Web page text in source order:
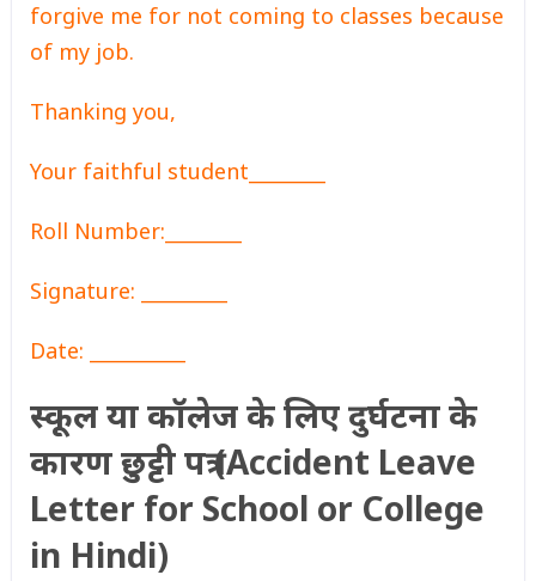
forgive me for not coming to classes because
of my job.
Thanking you,
Your faithful student________
Roll Number:________
Signature: _________
Date: __________
स्कूल या कॉलेज के लिए दुर्घटना के
कारण छुट्टी पत्र (Accident Leave
Letter for School or College
in Hindi)